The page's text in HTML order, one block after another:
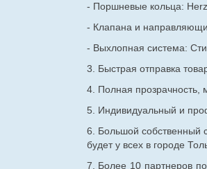
- Поршневые кольца:
- Клапана и
- Выхлопная система:
3. Быстрая отправка
4. Полная прозрачность,
5. Индивидуальный и
6. Большой собственный
будет у всех в городе
7. Более 10 партнеров